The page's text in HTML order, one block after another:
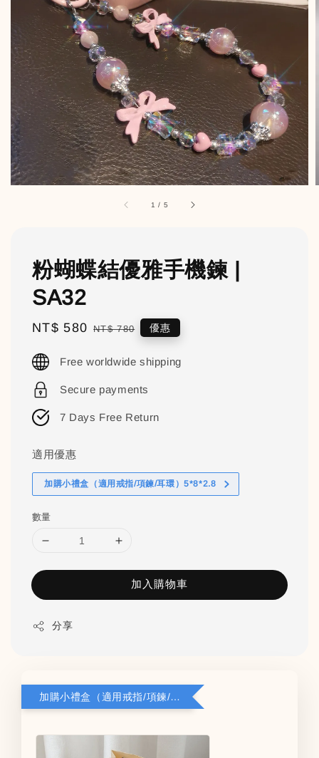
1 / 5
粉蝴蝶結優雅手機鍊 |
SA32
Sale
NT$ 580 Regular
NT$ 780 優惠
Free worldwide shipping
Secure payments
7 Days Free Return
適用優惠
加購小禮盒（適用戒指/項鍊/耳環）5*8*2.8
數量
加入購物車
分享
加購小禮盒（適用戒指/項鍊/耳環）5*8*2.8